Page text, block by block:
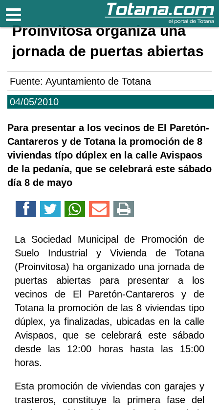
Totana.com
04/05/2010
Proinvitosa organiza una
jornada de puertas abiertas
Fuente: Ayuntamiento de Totana
Para presentar a los vecinos de El Paretón-
Cantareros y de Totana la promoción de 8
viviendas típo dúplex en la calle Avispaos
de la pedanía, que se celebrará este sábado
día 8 de mayo
La Sociedad Municipal de Promoción de
Suelo Industrial y Vivienda de Totana
(Proinvitosa) ha organizado una jornada de
puertas abiertas para presentar a los
vecinos de El Paretón-Cantareros y de
Totana la promoción de las 8 viviendas tipo
dúplex, ya finalizadas, ubicadas en la calle
Avispaos, que se celebrará este sábado
desde las 12:00 horas hasta las 15:00
horas.
Esta promoción de viviendas con garajes y
trasteros, constituye la primera fase del